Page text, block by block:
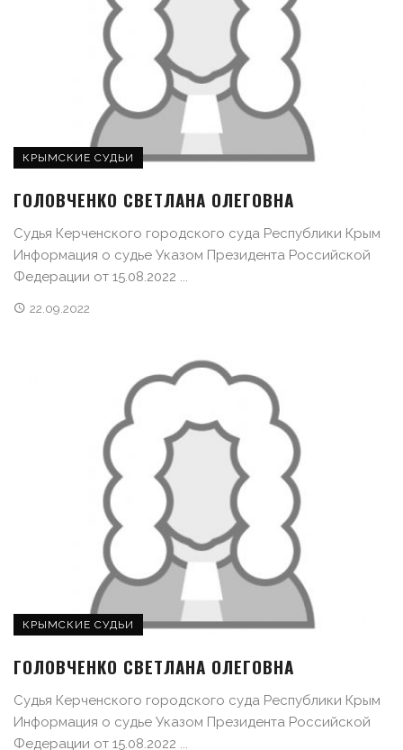
КРЫМСКИЕ СУДЬИ
ГОЛОВЧЕНКО СВЕТЛАНА ОЛЕГОВНА
Судья Керченского городского суда Республики Крым
Информация о судье Указом Президента Российской
Федерации от 15.08.2022 ...
22.09.2022
КРЫМСКИЕ СУДЬИ
ГОЛОВЧЕНКО СВЕТЛАНА ОЛЕГОВНА
Судья Керченского городского суда Республики Крым
Информация о судье Указом Президента Российской
Федерации от 15.08.2022 ...